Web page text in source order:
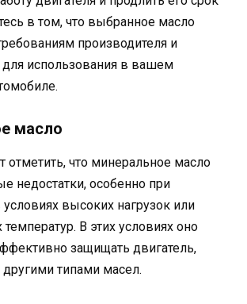
в том, что выбранное масло
производителя и
для использования в вашем
масло
отметить, что минеральное масло
недостатки, особенно при
условиях высоких нагрузок или
В этих условиях оно
защищать двигатель,
другими типами масел.